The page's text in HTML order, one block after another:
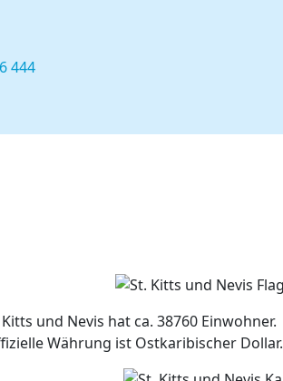
444
und Nevis hat ca. 38760 Einwohner.
Währung ist Ostkaribischer Dollar.